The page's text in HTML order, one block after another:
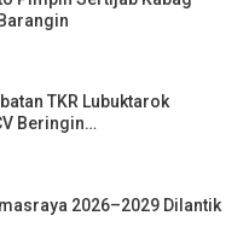
TKR Lubuktarok
Beringin…
2026–2029 Dilantik